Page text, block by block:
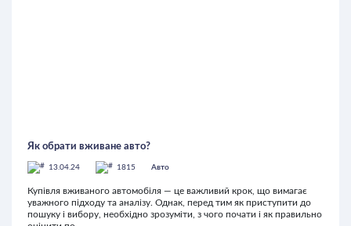
Як обрати вживане авто?
13.04.24 1815 Авто
Купівля вживаного автомобіля — це важливий крок, що вимагає
уважного підходу та аналізу. Однак, перед тим як приступити до
пошуку і вибору, необхідно зрозуміти, з чого почати і як правильно